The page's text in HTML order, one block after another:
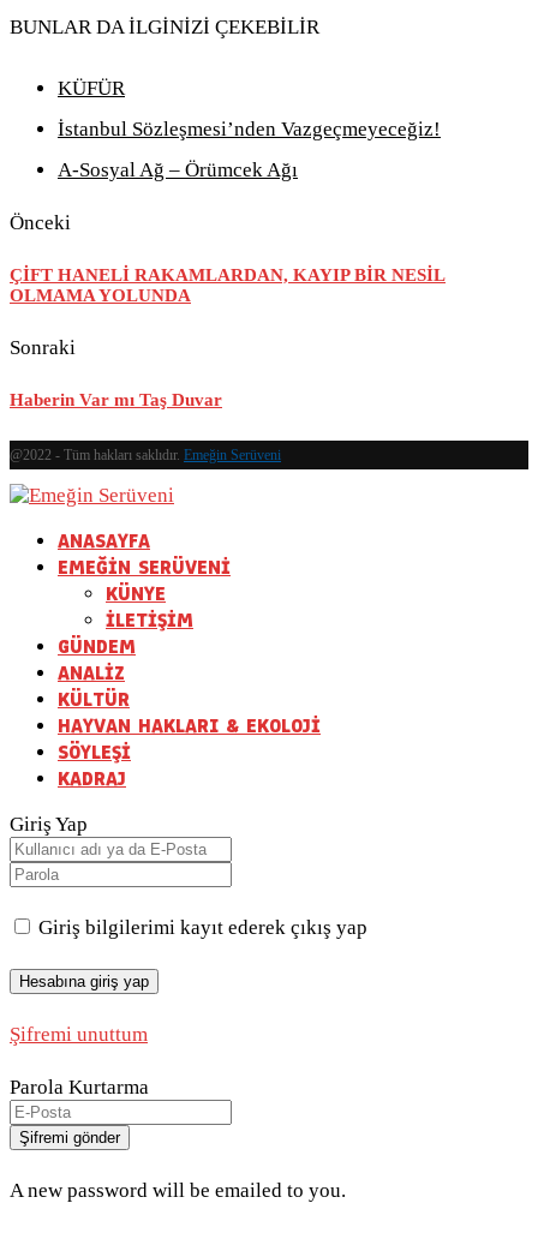
BUNLAR DA İLGİNİZİ ÇEKEBİLİR
KÜFÜR
İstanbul Sözleşmesi’nden Vazgeçmeyeceğiz!
A-Sosyal Ağ – Örümcek Ağı
Önceki
ÇİFT HANELİ RAKAMLARDAN, KAYIP BİR NESİL
OLMAMA YOLUNDA
Sonraki
Haberin Var mı Taş Duvar
@2022 - Tüm hakları saklıdır. Emeğin Serüveni
ANASAYFA
EMEĞİN SERÜVENİ
KÜNYE
İLETİŞİM
GÜNDEM
ANALİZ
KÜLTÜR
HAYVAN HAKLARI & EKOLOJİ
SÖYLEŞİ
KADRAJ
Giriş Yap
Giriş bilgilerimi kayıt ederek çıkış yap
Şifremi unuttum
Parola Kurtarma
A new password will be emailed to you.